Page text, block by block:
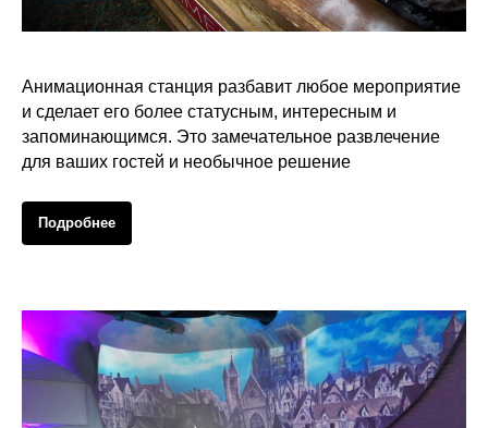
Анимационная станция разбавит любое мероприятие
и сделает его более статусным, интересным и
запоминающимся. Это замечательное развлечение
для ваших гостей и необычное решение
Подробнее